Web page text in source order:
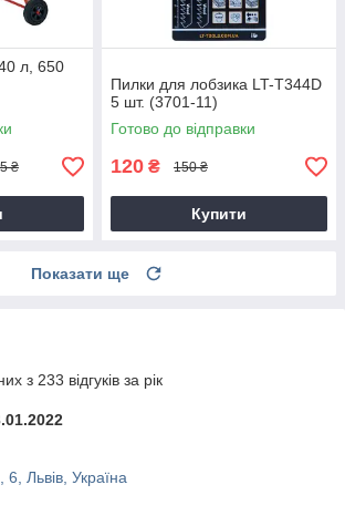
л, 650
₴
Пилки для лобзика LT-T344D
5 шт. (3701-11)
Готово до відправки
120 ₴ 150 ₴
Купити
Показати ще
з 233 відгуків за рік
Львів, Україна